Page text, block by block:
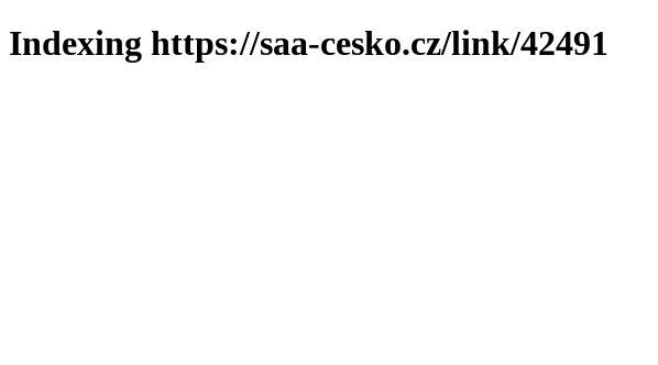
Indexing https://saa-cesko.cz/link/42491